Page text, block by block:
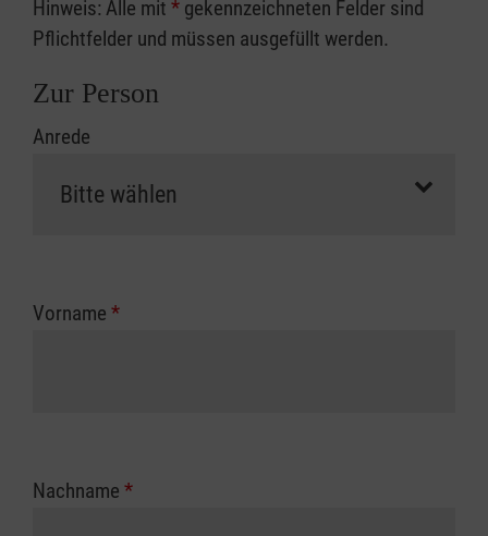
Hinweis: Alle mit * gekennzeichneten Felder sind
Pflichtfelder und müssen ausgefüllt werden.
Zur Person
Anrede
Vorname *
Nachname *